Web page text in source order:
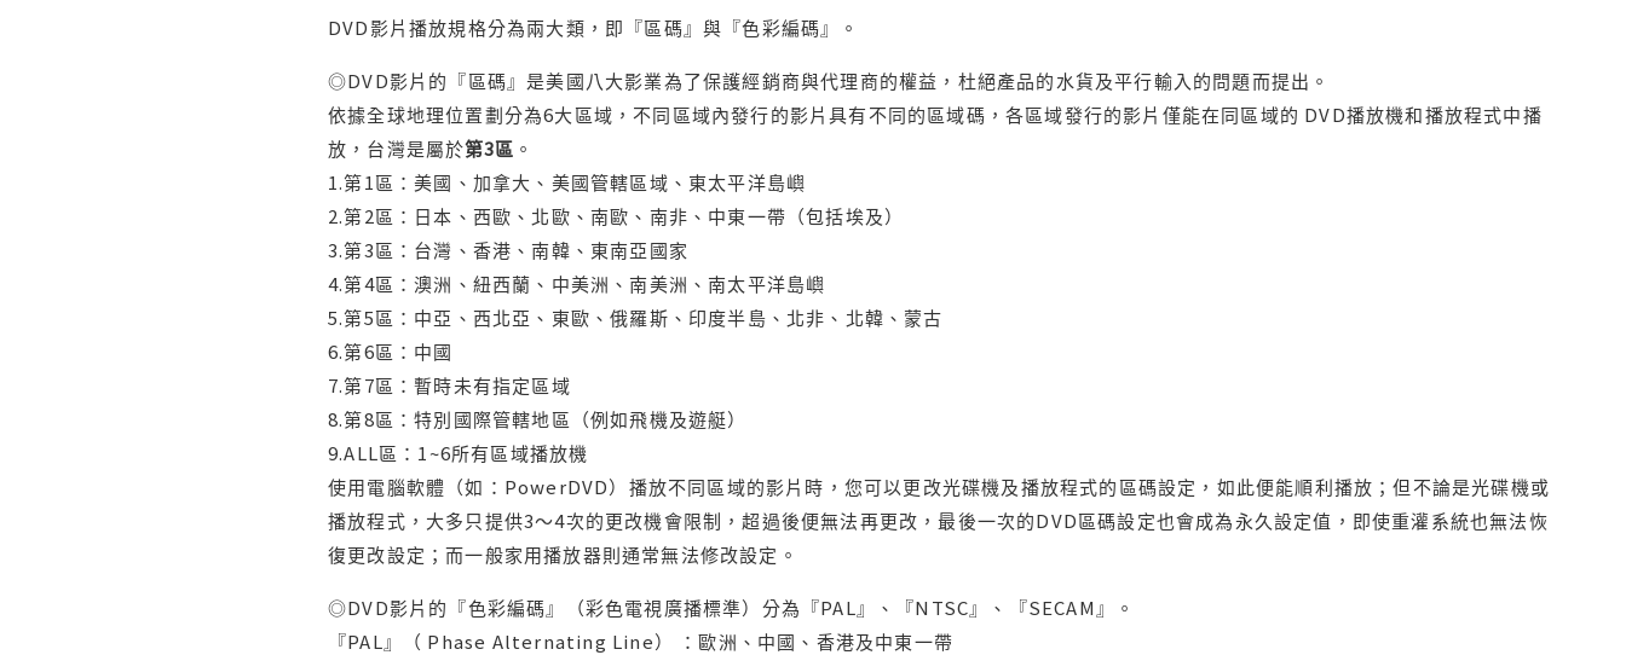
DVD影片播放規格分為兩大類，即『區碼』與『色彩編碼』。
◎DVD影片的『區碼』是美國八大影業為了保護經銷商與代理商的權益，杜絕產品的水貨及平行輸入的問題而提出。
依據全球地理位置劃分為6大區域，不同區域內發行的影片具有不同的區域碼，各區域發行的影片僅能在同區域的 DVD播放機和播放程式中播
放，台灣是屬於第3區 。
1.第1區：美國、加拿大、美國管轄區域、東太平洋島嶼
2.第2區：日本、西歐、北歐、南歐、南非、中東一帶（包括埃及）
3.第3區：台灣、香港、南韓、東南亞國家
4.第4區：澳洲、紐西蘭、中美洲、南美洲、南太平洋島嶼
5.第5區：中亞、西北亞、東歐、俄羅斯、印度半島、北非、北韓、蒙古
6.第6區：中國
7.第7區：暫時未有指定區域
8.第8區：特別國際管轄地區（例如飛機及遊艇）
9.ALL區：1~6所有區域播放機
使用電腦軟體（如：PowerDVD）播放不同區域的影片時，您可以更改光碟機及播放程式的區碼設定，如此便能順利播放；但不論是光碟機或
播放程式，大多只提供3～4次的更改機會限制，超過後便無法再更改，最後一次的DVD區碼設定也會成為永久設定值，即使重灌系統也無法恢
復更改設定；而一般家用播放器則通常無法修改設定。
◎DVD影片的『色彩編碼』（彩色電視廣播標準）分為『PAL』、『NTSC』、『SECAM』。
『PAL』（ Phase Alternating Line） ：歐洲、中國、香港及中東一帶